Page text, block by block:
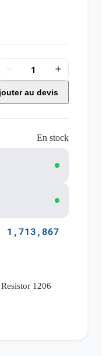
au devis
En stock
1,713,867
1206